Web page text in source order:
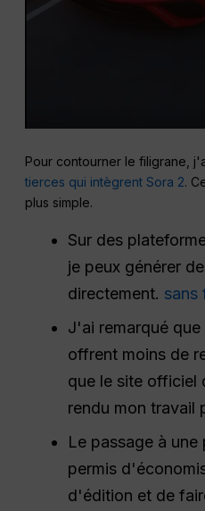
Pour contourner le filigrane,
tierces qui intègrent Sora 2.
plus simple.
Sur des
je peux générer
directement. sans
J'ai remarqué
offrent moins de
que le site officiel
rendu mon travail
Le passage à
permis
d'édition et de